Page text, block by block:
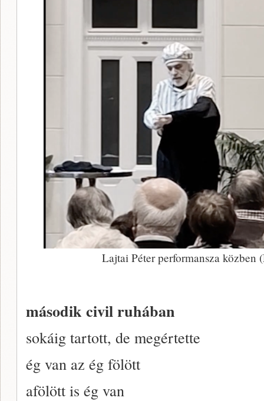
Lajtai Péter performansza
második civil ruhában
sokáig tartott, de megértette
ég van az ég fölött
afölött is ég van